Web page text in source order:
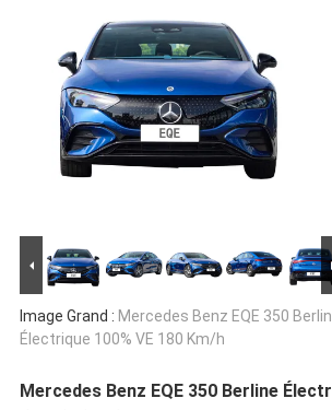
Image Grand : Mercedes Benz EQE 350
Électrique 100% VE 180 Km/h
Mercedes Benz EQE 350 Berline